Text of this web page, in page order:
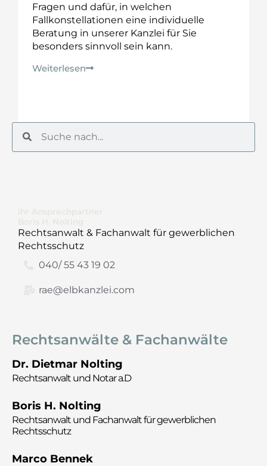
Rechtsanwalt & Fachanwalt für gewerblichen
Rechtsschutz
040/ 55 43 19 02
rae@elbkanzlei.com
Rechtsanwälte & Fachanwälte
Dr. Dietmar Nolting
Rechtsanwalt und Notar a.D
Boris H. Nolting
Rechtsanwalt und Fachanwalt für gewerblichen
Rechtsschutz
Marco Bennek
Fragen und dafür, in welchen
Fallkonstellationen eine individuelle
Beratung in unserer Kanzlei für Sie
besonders sinnvoll sein kann.
Weiterlesen